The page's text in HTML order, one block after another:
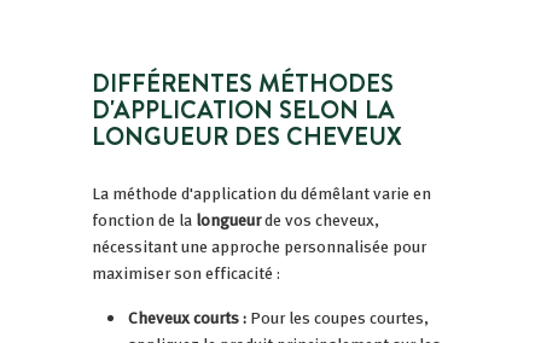
DIFFÉRENTES MÉTHODES
D'APPLICATION SELON LA
LONGUEUR DES CHEVEUX
La méthode d'application du démêlant varie en
fonction de lalongueurde vos cheveux,
nécessitant une approche personnalisée pour
maximiser son efficacité :
Cheveux courts :Pour les coupes courtes,